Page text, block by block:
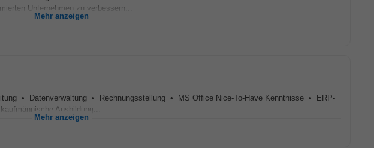
Unternehmen zu verbessern...
Mehr anzeigen
• Datenverwaltung • Rechnungsstellung • MS Office Nice-To-Have Kenntnisse • ERP-
Ausbildung...
Mehr anzeigen